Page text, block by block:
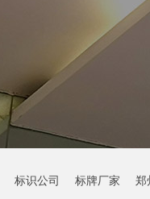
标识公司 标牌厂家 郑